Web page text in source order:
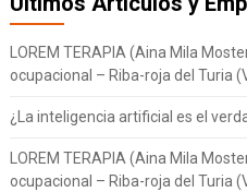
LOREM TERAPIA (Aina Mila
ocupacional – Riba-roja del Turia
¿La inteligencia artificial es el
LOREM TERAPIA (Aina Mila
ocupacional – Riba-roja del Turia